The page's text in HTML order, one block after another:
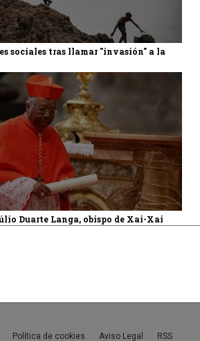
sociales tras llamar "invasión" a la
Duarte Langa, obispo de Xai-Xai
Política de cookies Aviso Legal RSS